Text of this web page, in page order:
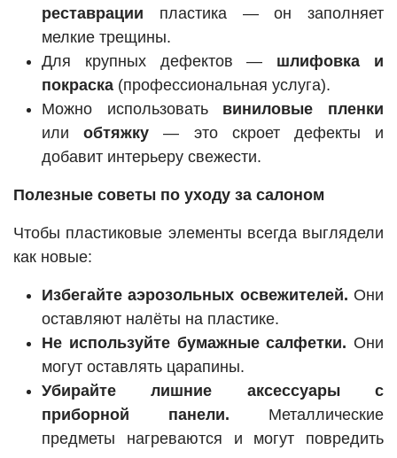
реставрации пластика — он заполняет
мелкие трещины.
Для крупных дефектов — шлифовка и
покраска (профессиональная услуга).
Можно использовать виниловые пленки
илиобтяжку — это скроет дефекты и
добавит интерьеру свежести.
Полезные советы по уходу за салоном
Чтобы пластиковые элементы всегда выглядели
как новые:
Избегайте аэрозольных освежителей. Они
оставляют налёты на пластике.
Не используйте бумажные салфетки. Они
могут оставлять царапины.
Убирайте лишние аксессуары с
приборной панели. Металлические
предметы нагреваются и могут повредить